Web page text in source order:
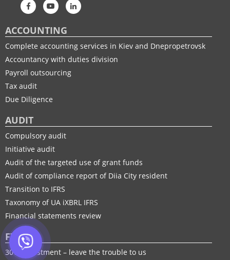
ACCOUNTING
Complete accounting services in Kiev and Dnepropetrovsk
Accountancy with duties division
Payroll outsourcing
Tax audit
Due Diligence
AUDIT
Compulsory audit
Initiative audit
Audit of the targeted use of grant funds
Audit of compliance report of Diia City resident
Transition to IFRS
Taxonomy of UA іXBRL IFRS
Financial statements review
FTP
30% adjustment – leave the trouble to us